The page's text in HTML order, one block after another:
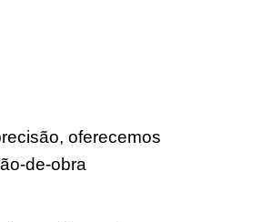
oferecemos
de-obra